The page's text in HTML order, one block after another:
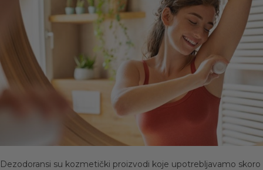
Dezodoransi su kozmetički proizvodi koje upotrebljavamo skoro